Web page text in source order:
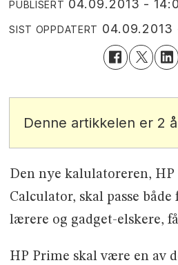
PUBLISERT 04.09.2013 -
SIST OPPDATERT 04.09.2013
Denne artikkelen er 2
Den nye kalulatoreren,
Calculator, skal passe
lærere og gadget-elskere,
HP Prime skal være en av